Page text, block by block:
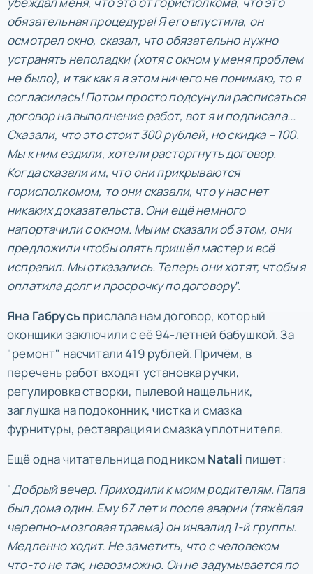
обязательная процедура! Я его впустила, он
осмотрел окно, сказал, что обязательно нужно
устранять неполадки (хотя с окном у меня проблем
не было), и так как я в этом ничего не понимаю, то я
согласилась! Потом просто подсунули расписаться
договор на выполнение работ, вот я и подписала...
Сказали, что это стоит 300 рублей, но скидка – 100.
Мы к ним ездили, хотели расторгнуть договор.
Когда сказали им, что они прикрываются
горисполкомом, то они сказали, что у нас нет
никаких доказательств. Они ещё немного
напортачили с окном. Мы им сказали об этом, они
предложили чтобы опять пришёл мастер и всё
исправил. Мы отказались. Теперь они хотят, чтобы я
оплатила долг и просрочку по договору".
Яна Габрусь прислала нам договор, который
оконщики заключили с её 94-летней бабушкой. За
"ремонт" насчитали 419 рублей. Причём, в
перечень работ входят установка ручки,
регулировка створки, пылевой нащельник,
заглушка на подоконник, чистка и смазка
фурнитуры, реставрация и смазка уплотнителя.
Ещё одна читательница под ником Natali пишет:
"Добрый вечер. Приходили к моим родителям. Папа
был дома один. Ему 67 лет и после аварии (тяжёлая
черепно-мозговая травма) он инвалид 1-й группы.
Медленно ходит. Не заметить, что с человеком
что-то не так, невозможно. Он не задумывается по